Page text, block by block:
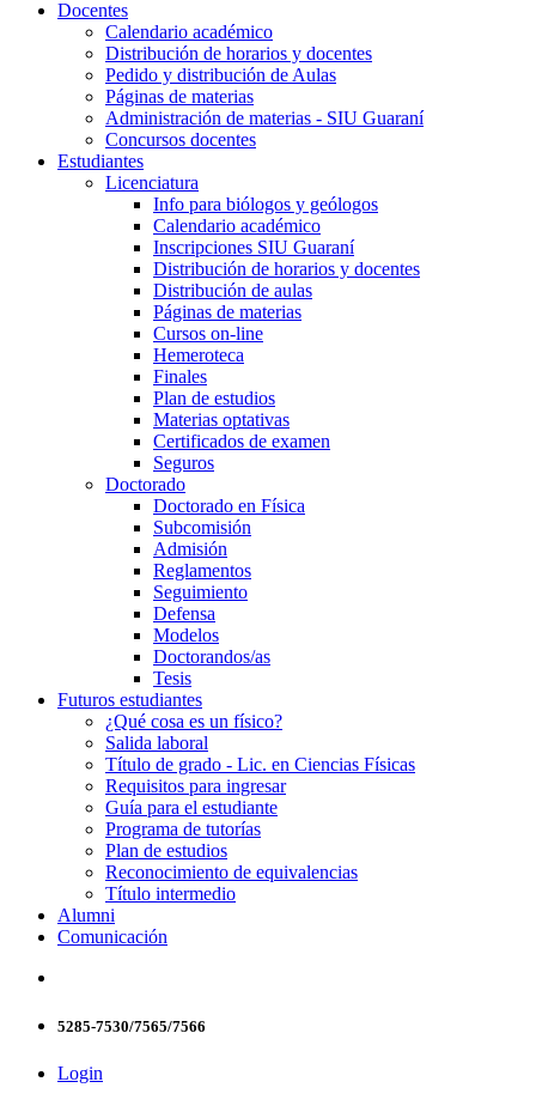
Docentes
Calendario académico
Distribución de horarios y docentes
Pedido y distribución de Aulas
Páginas de materias
Administración de materias - SIU Guaraní
Concursos docentes
Estudiantes
Licenciatura
Info para biólogos y geólogos
Calendario académico
Inscripciones SIU Guaraní
Distribución de horarios y docentes
Distribución de aulas
Páginas de materias
Cursos on-line
Hemeroteca
Finales
Plan de estudios
Materias optativas
Certificados de examen
Seguros
Doctorado
Doctorado en Física
Subcomisión
Admisión
Reglamentos
Seguimiento
Defensa
Modelos
Doctorandos/as
Tesis
Futuros estudiantes
¿Qué cosa es un físico?
Salida laboral
Título de grado - Lic. en Ciencias Físicas
Requisitos para ingresar
Guía para el estudiante
Programa de tutorías
Plan de estudios
Reconocimiento de equivalencias
Título intermedio
Alumni
Comunicación
5285-7530/7565/7566
Login